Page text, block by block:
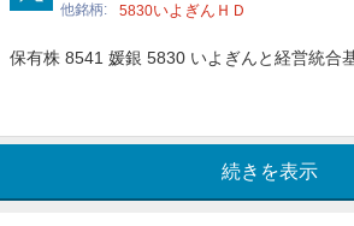
他銘柄
5830いよぎんＨＤ
保有株 8541 媛銀 5830 いよぎんと経営統合
続きを表示